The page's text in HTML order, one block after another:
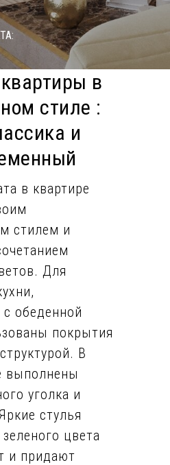
в
стиле :
и
в квартире
стилем и
Для
обеденной
покрытия
В
выполнены
уголка и
стулья
цвета
и придают